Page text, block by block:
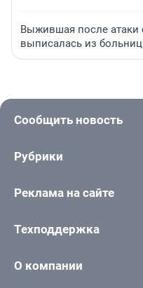
Выжившая после атаки
выписалась из
Сообщить новость
Рубрики
Реклама на сайте
Техподдержка
О компании